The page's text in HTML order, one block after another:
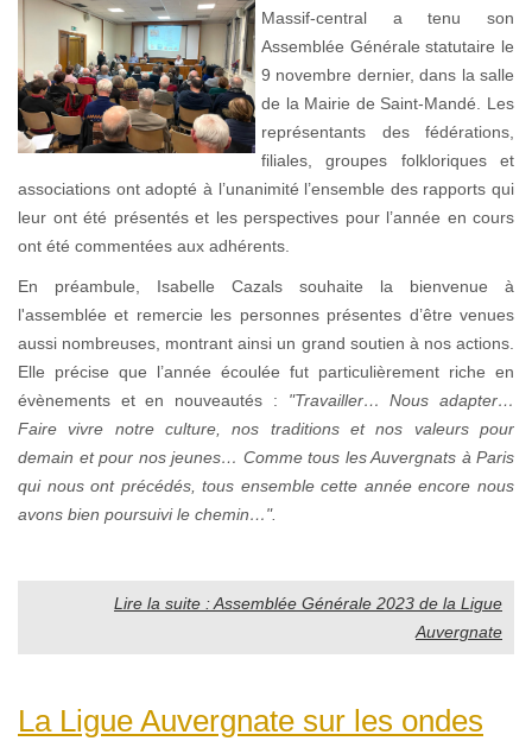
Massif-central a tenu son
Assemblée Générale statutaire le
9 novembre dernier, dans la salle
de la Mairie de Saint-Mandé. Les
représentants des fédérations,
filiales, groupes folkloriques et
associations ont adopté à l’unanimité l’ensemble des rapports qui
leur ont été présentés et les perspectives pour l’année en cours
ont été commentées aux adhérents.
En préambule, Isabelle Cazals souhaite la bienvenue à
l'assemblée et remercie les personnes présentes d’être venues
aussi nombreuses, montrant ainsi un grand soutien à nos actions.
Elle précise que l’année écoulée fut particulièrement riche en
évènements et en nouveautés : "Travailler… Nous adapter…
Faire vivre notre culture, nos traditions et nos valeurs pour
demain et pour nos jeunes… Comme tous les Auvergnats à Paris
qui nous ont précédés, tous ensemble cette année encore nous
avons bien poursuivi le chemin…".
Lire la suite : Assemblée Générale 2023 de la Ligue
Auvergnate
La Ligue Auvergnate sur les ondes